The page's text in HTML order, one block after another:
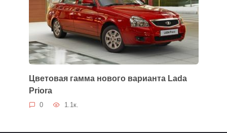
Цветовая гамма нового варианта Lada
Priora
0 1.1к.